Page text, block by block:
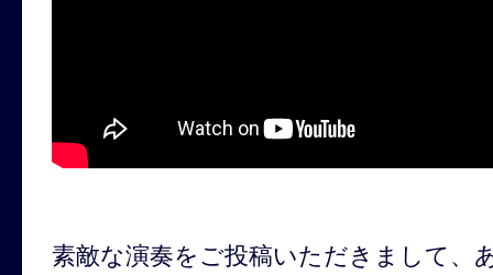
素敵な演奏をご投稿いただきまして、